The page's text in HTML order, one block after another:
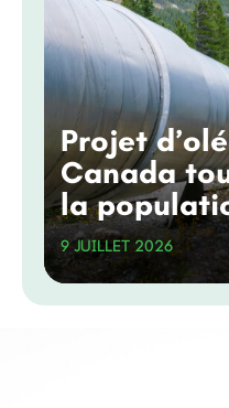
Projet
Canada
la
climatiques
9 JUILLET 2026